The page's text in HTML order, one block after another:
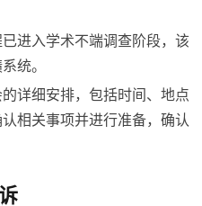
进入学术不端调查阶段，该
统。
详细安排，包括时间、地点
相关事项并进行准备，确认